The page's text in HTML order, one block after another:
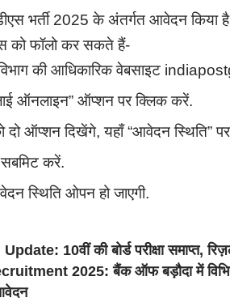
भर्ती 2025 के अंतर्गत आवेदन
को फॉलो कर सकते हैं-
की आधिकारिक वेबसाइट
ऑनलाइन” ऑप्शन पर क्लिक करें.
ऑप्शन दिखेंगे, यहाँ “आवेदन स्थिति”
करें.
स्थिति ओपन हो जाएगी.
10वीं की बोर्ड परीक्षा समाप्त,
2025: बैंक ऑफ बड़ौदा में